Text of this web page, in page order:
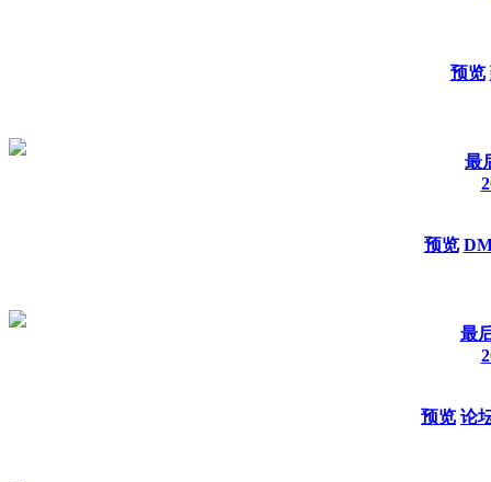
预览
最
预览
最
预览 论